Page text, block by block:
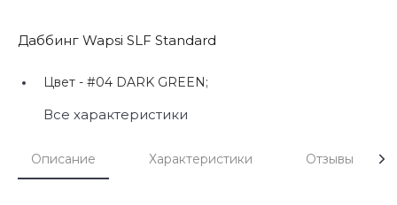
Даббинг Wapsi SLF Standard
Цвет - #04 DARK GREEN;
Все характеристики
Описание Характеристики Отзывы